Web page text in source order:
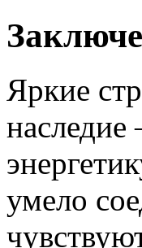
Яркие
наследие
умело